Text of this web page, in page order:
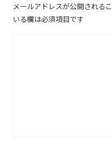
メールアドレスが公開される
いる欄は必須項目です